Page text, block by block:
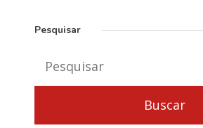
Pesquisar